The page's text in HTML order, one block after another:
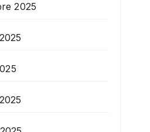
2025